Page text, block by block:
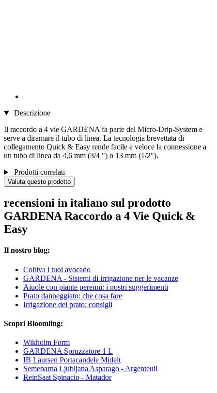
Descrizione
Il raccordo a 4 vie GARDENA fa parte del Micro-Drip-System e
serve a diramare il tubo di linea. La tecnologia brevettata di
collegamento Quick & Easy rende facile e veloce la connessione a
un tubo di linea da 4,6 mm (3/4 ") o 13 mm (1/2").
Prodotti correlati
Valuta questo prodotto
recensioni in italiano sul prodotto
GARDENA Raccordo a 4 Vie Quick &
Easy
Il nostro blog:
Coltiva i tuoi avocado
GARDENA - Sistemi di irrigazione per le vacanze
Aiuole con piante perenni: i nostri suggerimenti
Prato danneggiato: che cosa fare
Irrigazione del prato: consigli
Scopri Bloomling:
Wikholm Form
GARDENA Spruzzatore 1 L
IB Laursen Portacandele Midelt
Semenarna Ljubljana Asparago - Argenteuil
ReinSaat Spinacio - Matador